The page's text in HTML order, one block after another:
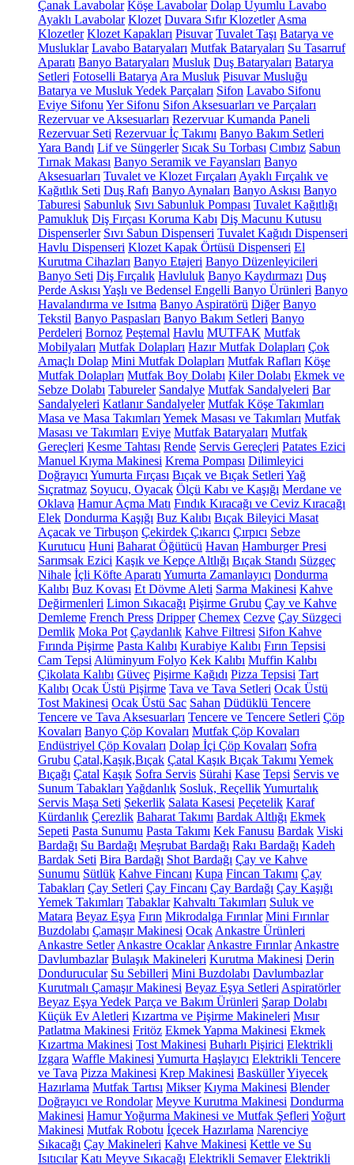
Çanak Lavabolar Köşe Lavabolar Dolap Uyumlu Lavabo
Ayaklı Lavabolar Klozet Duvara Sıfır Klozetler Asma
Klozetler Klozet Kapakları Pisuvar Tuvalet Taşı Batarya ve
Musluklar Lavabo Bataryaları Mutfak Bataryaları Su Tasarruf
Aparatı Banyo Bataryaları Musluk Duş Bataryaları Batarya
Setleri Fotoselli Batarya Ara Musluk Pisuvar Musluğu
Batarya ve Musluk Yedek Parçaları Sifon Lavabo Sifonu
Eviye Sifonu Yer Sifonu Sifon Aksesuarları ve Parçaları
Rezervuar ve Aksesuarları Rezervuar Kumanda Paneli
Rezervuar Seti Rezervuar İç Takımı Banyo Bakım Setleri
Yara Bandı Lif ve Süngerler Sıcak Su Torbası Cımbız Sabun
Tırnak Makası Banyo Seramik ve Fayansları Banyo
Aksesuarları Tuvalet ve Klozet Fırçaları Ayaklı Fırçalık ve
Kağıtlık Seti Duş Rafı Banyo Aynaları Banyo Askısı Banyo
Taburesi Sabunluk Sıvı Sabunluk Pompası Tuvalet Kağıtlığı
Pamukluk Diş Fırçası Koruma Kabı Diş Macunu Kutusu
Dispenserler Sıvı Sabun Dispenseri Tuvalet Kağıdı Dispenseri
Havlu Dispenseri Klozet Kapak Örtüsü Dispenseri El
Kurutma Cihazları Banyo Etajeri Banyo Düzenleyicileri
Banyo Seti Diş Fırçalık Havluluk Banyo Kaydırmazı Duş
Perde Askısı Yaşlı ve Bedensel Engelli Banyo Ürünleri Banyo
Havalandırma ve Isıtma Banyo Aspiratörü Diğer Banyo
Tekstil Banyo Paspasları Banyo Bakım Setleri Banyo
Perdeleri Bornoz Peştemal Havlu MUTFAK Mutfak
Mobilyaları Mutfak Dolapları Hazır Mutfak Dolapları Çok
Amaçlı Dolap Mini Mutfak Dolapları Mutfak Rafları Köşe
Mutfak Dolapları Mutfak Boy Dolabı Kiler Dolabı Ekmek ve
Sebze Dolabı Tabureler Sandalye Mutfak Sandalyeleri Bar
Sandalyeleri Katlanır Sandalyeler Mutfak Köşe Takımları
Masa ve Masa Takımları Yemek Masası ve Takımları Mutfak
Masası ve Takımları Eviye Mutfak Bataryaları Mutfak
Gereçleri Kesme Tahtası Rende Servis Gereçleri Patates Ezici
Manuel Kıyma Makinesi Krema Pompası Dilimleyici
Doğrayıcı Yumurta Fırçası Bıçak ve Bıçak Setleri Yağ
Sıçratmaz Soyucu, Oyacak Ölçü Kabı ve Kaşığı Merdane ve
Oklava Hamur Açma Matı Fındık Kıracağı ve Ceviz Kıracağı
Elek Dondurma Kaşığı Buz Kalıbı Bıçak Bileyici Masat
Açacak ve Tirbuşon Çekirdek Çıkarıcı Çırpıcı Sebze
Kurutucu Huni Baharat Öğütücü Havan Hamburger Presi
Sarımsak Ezici Kaşık ve Kepçe Altlığı Bıçak Standı Süzgeç
Nihale İçli Köfte Aparatı Yumurta Zamanlayıcı Dondurma
Kalıbı Buz Kovası Et Dövme Aleti Sarma Makinesi Kahve
Değirmenleri Limon Sıkacağı Pişirme Grubu Çay ve Kahve
Demleme French Press Dripper Chemex Cezve Çay Süzgeci
Demlik Moka Pot Çaydanlık Kahve Filtresi Sifon Kahve
Fırında Pişirme Pasta Kalıbı Kurabiye Kalıbı Fırın Tepsisi
Cam Tepsi Alüminyum Folyo Kek Kalıbı Muffin Kalıbı
Çikolata Kalıbı Güveç Pişirme Kağıdı Pizza Tepsisi Tart
Kalıbı Ocak Üstü Pişirme Tava ve Tava Setleri Ocak Üstü
Tost Makinesi Ocak Üstü Sac Sahan Düdüklü Tencere
Tencere ve Tava Aksesuarları Tencere ve Tencere Setleri Çöp
Kovaları Banyo Çöp Kovaları Mutfak Çöp Kovaları
Endüstriyel Çöp Kovaları Dolap İçi Çöp Kovaları Sofra
Grubu Çatal,Kaşık,Bıçak Çatal Kaşık Bıçak Takımı Yemek
Bıçağı Çatal Kaşık Sofra Servis Sürahi Kase Tepsi Servis ve
Sunum Tabakları Yağdanlık Sosluk, ReçellikYumurtalık
Servis Maşa Seti Şekerlik Salata Kasesi Peçetelik Karaf
Kürdanlık Çerezlik Baharat Takımı Bardak Altlığı Ekmek
Sepeti Pasta Sunumu Pasta Takımı Kek Fanusu Bardak Viski
Bardağı Su Bardağı Meşrubat Bardağı Rakı Bardağı Kadeh
Bardak Seti Bira Bardağı Shot Bardağı Çay ve Kahve
Sunumu Sütlük Kahve Fincanı Kupa Fincan Takımı Çay
Tabakları Çay Setleri Çay Fincanı Çay Bardağı Çay Kaşığı
Yemek Takımları Tabaklar Kahvaltı Takımları Suluk ve
Matara Beyaz Eşya Fırın Mikrodalga Fırınlar Mini Fırınlar
Buzdolabı Çamaşır Makinesi Ocak Ankastre Ürünleri
Ankastre Setler Ankastre Ocaklar Ankastre Fırınlar Ankastre
Davlumbazlar Bulaşık Makineleri Kurutma Makinesi Derin
Dondurucular Su Sebilleri Mini Buzdolabı Davlumbazlar
Kurutmalı Çamaşır Makinesi Beyaz Eşya Setleri Aspiratörler
Beyaz Eşya Yedek Parça ve Bakım Ürünleri Şarap Dolabı
Küçük Ev Aletleri Kızartma ve Pişirme Makineleri Mısır
Patlatma Makinesi Fritöz Ekmek Yapma Makinesi Ekmek
Kızartma Makinesi Tost Makinesi Buharlı Pişirici Elektrikli
Izgara Waffle Makinesi Yumurta Haşlayıcı Elektrikli Tencere
ve Tava Pizza Makinesi Krep Makinesi BasküllerYiyecek
Hazırlama Mutfak Tartısı Mikser Kıyma Makinesi Blender
Doğrayıcı ve Rondolar Meyve Kurutma Makinesi Dondurma
Makinesi Hamur Yoğurma Makinesi ve Mutfak Şefleri Yoğurt
Makinesi Mutfak Robotu İçecek Hazırlama Narenciye
Sıkacağı Çay Makineleri Kahve Makinesi Kettle ve Su
Isıtıcılar Katı Meyve Sıkacağı Elektrikli Semaver Elektrikli